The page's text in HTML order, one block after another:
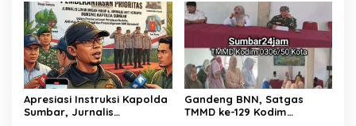
Apresiasi Instruksi Kapolda
Sumbar, Jurnalis
Gandeng BNN, Satgas
TMMD ke-129 Kodim